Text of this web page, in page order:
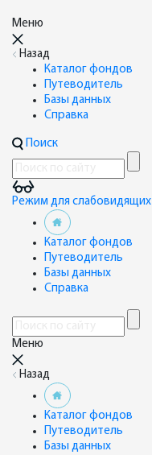
Меню
Назад
Каталог фондов
Путеводитель
Базы данных
Справка
Поиск
Режим для слабовидящих
Каталог фондов
Путеводитель
Базы данных
Справка
Меню
Назад
Каталог фондов
Путеводитель
Базы данных